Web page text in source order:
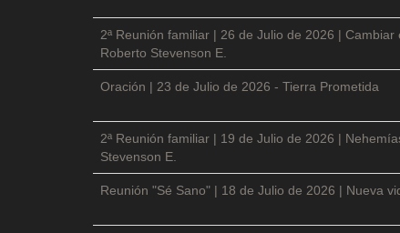
2ª Reunión familiar | 26 de Julio de 2026 |
Roberto Stevenson E.
Oración | 23 de Julio de 2026 - Tierra Prometida
2ª Reunión familiar | 19 de Julio de 2026 |
Stevenson E.
Reunión "Sé Sano" | 18 de Julio de 2026 | Nueva